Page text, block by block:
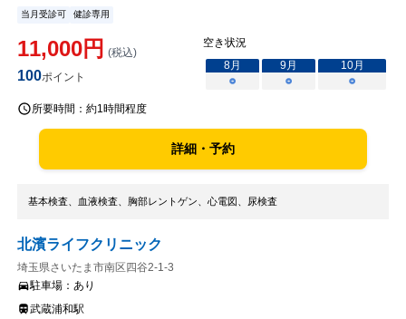
当月受診可 健診専用
11,000円 (税込)
100ポイント
空き状況
8月 9月 10月
○
○ ○
所要時間： 約1時間程度
詳細・予約
基本検査、血液検査、胸部レントゲン、心電図、尿検査
北濱ライフクリニック
埼玉県さいたま市南区四谷2-1-3
駐車場： あり
武蔵浦和駅